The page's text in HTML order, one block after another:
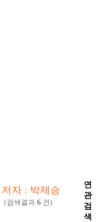
저자 : 박제승
(검색결과 6 건)
연
관
검
색